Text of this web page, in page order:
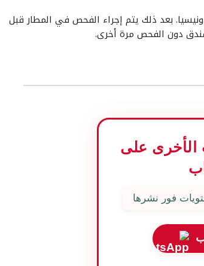
البيومترية في 13 مطار في إندونيسيا. بعد ذلك يتم إجراء الفحص في المطار قبل
دون الفحص مرة أخرى.
الأخرى على
فور نشرها